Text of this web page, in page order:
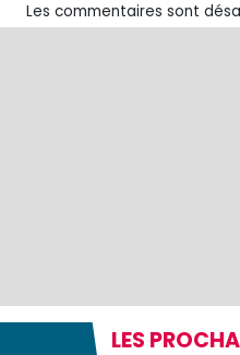
Les commentaires sont
LES